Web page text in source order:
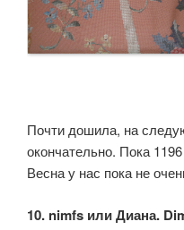
Почти дошила, на
окончательно. Пока
Весна у нас пока не
10. nimfs или Диана.